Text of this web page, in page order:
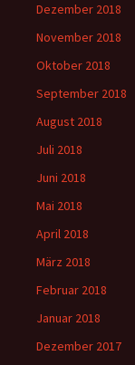
Dezember 2018
November 2018
Oktober 2018
September 2018
August 2018
Juli 2018
Juni 2018
Mai 2018
April 2018
März 2018
Februar 2018
Januar 2018
Dezember 2017